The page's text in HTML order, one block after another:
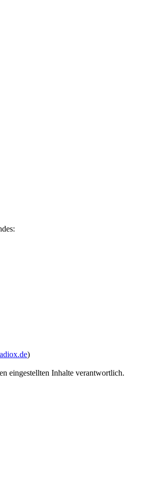
)
eingestellten Inhalte verantwortlich.